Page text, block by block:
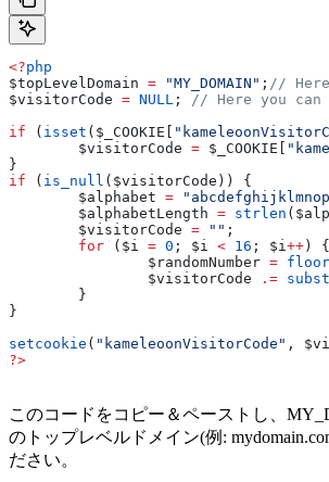
<?php
$topLevelDomain = "MY_DOMAIN" ; // Here
$visitorCode = NULL ; // Here you
if ( isset ( $_COOKIE
	$visitorCode
= $_COOKIE
}
if ( is_null ( $visitorCode )) {
	$alphabet
=
	$alphabetLength
= strlen (
	$visitorCode
= "" ;
	for
( $i = 0 ; $i < 16 ; $i++ ) {
		$randomNumber
= floor
		$visitorCode
.=
	}
}
setcookie ( "kameleoonVisitorCode" ,
?>
このコードをコピー＆ペーストし、
のトップレベルドメイン(例:
ださい。